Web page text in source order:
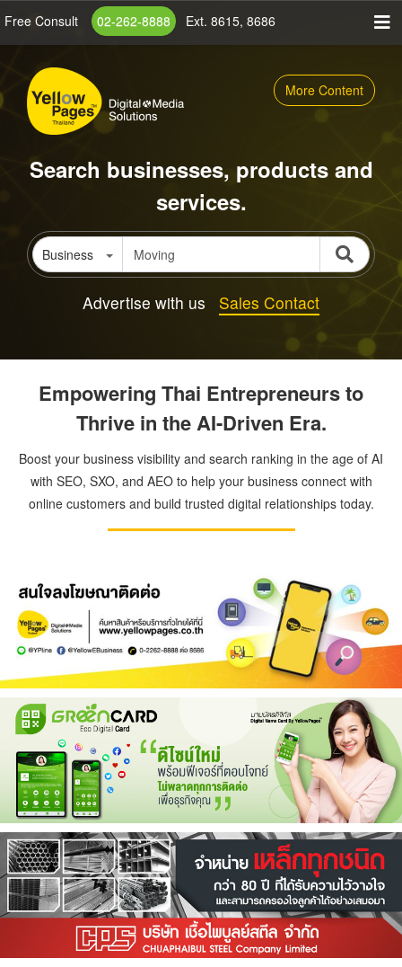
content
Free Consult 02-262-8888 Ext. 8615, 8686
More Content
Search businesses, products and
services.
Business
Advertise with us Sales Contact
Empowering Thai Entrepreneurs to
Thrive in the AI-Driven Era.
Boost your business visibility and search ranking in the age of AI
with SEO, SXO, and AEO to help your business connect with
online customers and build trusted digital relationships today.